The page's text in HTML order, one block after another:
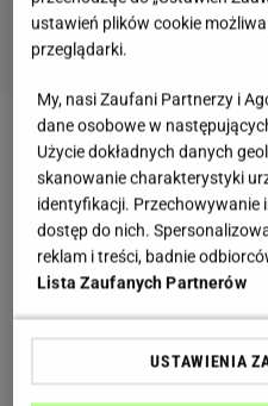
ustawień plików cookie
przeglądarki.
My, nasi Zaufani Partnerzy i
dane osobowe w
Użycie dokładnych danych
skanowanie charakterystyki
identyfikacji. Przechowywanie
dostęp do nich.
reklam i treści, badnie
Lista Zaufanych Partnerów
USTAWIENIA